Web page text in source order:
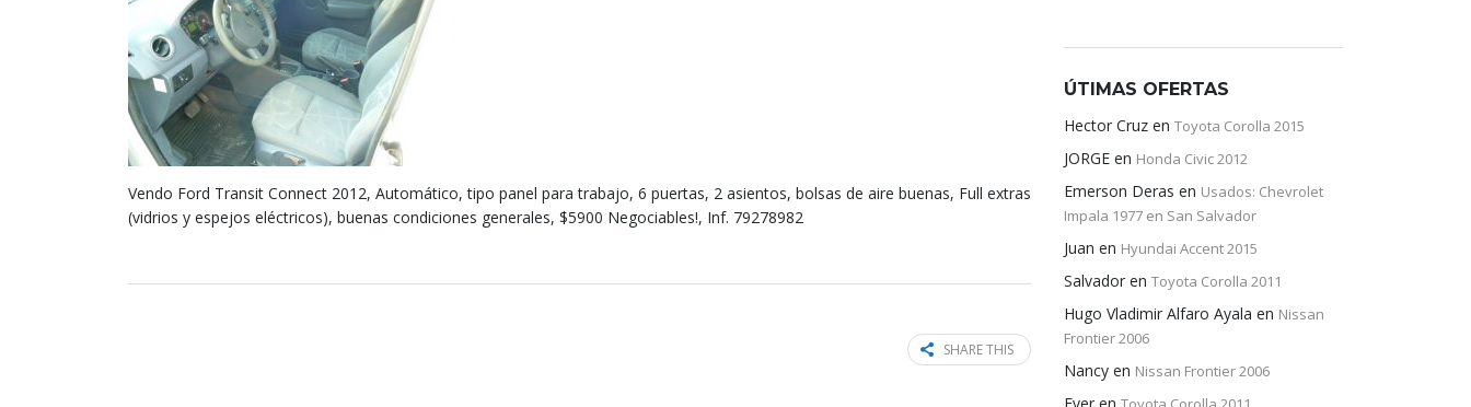
Vendo Ford Transit Connect 2012, Automático, tipo panel para trabajo, 6 puertas, 2 asientos, bolsas de aire buenas, Full extras
(vidrios y espejos eléctricos), buenas condiciones generales, $5900 Negociables!, Inf. 79278982
SHARE THIS
ÚTIMAS OFERTAS
Hector Cruz en Toyota Corolla 2015
JORGE en Honda Civic 2012
Emerson Deras en Usados: Chevrolet
Impala 1977 en San Salvador
Juan en Hyundai Accent 2015
Salvador en Toyota Corolla 2011
Hugo Vladimir Alfaro Ayala en Nissan
Frontier 2006
Nancy en Nissan Frontier 2006